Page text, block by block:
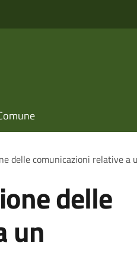
delle comunicazioni relative a
delle
un